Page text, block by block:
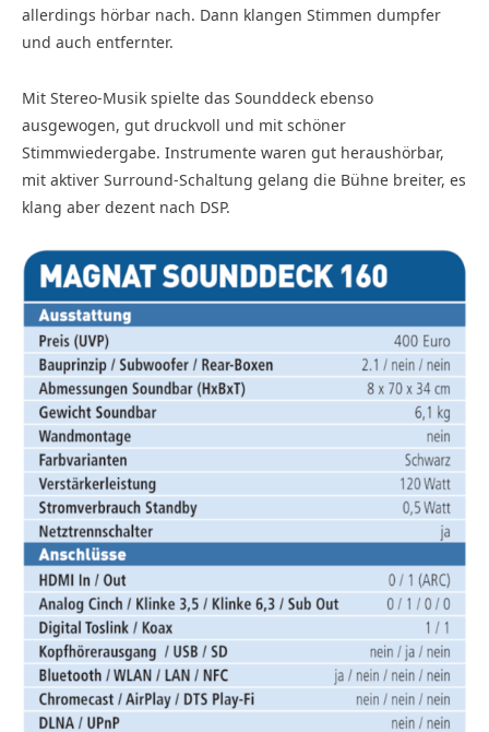
allerdings hörbar nach. Dann klangen Stimmen dumpfer
und auch entfernter.
Mit Stereo-Musik spielte das Sounddeck ebenso
ausgewogen, gut druckvoll und mit schöner
Stimmwiedergabe. Instrumente waren gut heraushörbar,
mit aktiver Surround-Schaltung gelang die Bühne breiter, es
klang aber dezent nach DSP.